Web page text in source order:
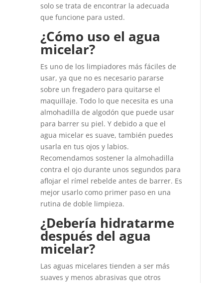
solo se trata de encontrar la adecuada
que funcione para usted.
¿Cómo uso el agua
micelar?
Es uno de los limpiadores más fáciles de
usar, ya que no es necesario pararse
sobre un fregadero para quitarse el
maquillaje. Todo lo que necesita es una
almohadilla de algodón que puede usar
para barrer su piel. Y debido a que el
agua micelar es suave, también puedes
usarla en tus ojos y labios.
Recomendamos sostener la almohadilla
contra el ojo durante unos segundos para
aflojar el rímel rebelde antes de barrer. Es
mejor usarlo como primer paso en una
rutina de doble limpieza.
¿Debería hidratarme
después del agua
micelar?
Las aguas micelares tienden a ser más
suaves y menos abrasivas que otros